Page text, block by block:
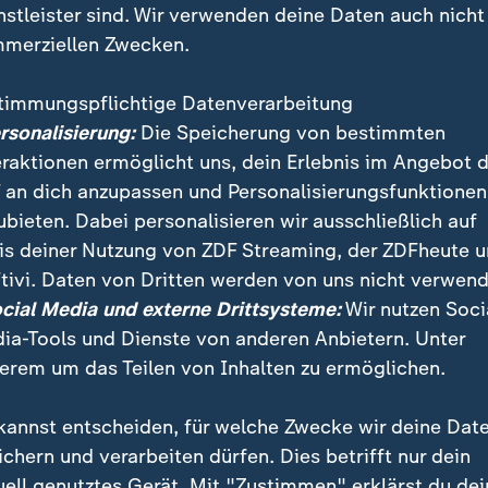
Raumschiffe zu entwickeln, ist nicht
versucht sich daran - ihr Rezept:
abheben können.
sind. Wir verwenden deine Daten auch nicht
Zwecken.
Datenverarbeitung
Die Speicherung von bestimmten
ermöglicht uns, dein Erlebnis im Angebot
an dich anzupassen und Personalisierungsfunktionen
Dabei personalisieren wir ausschließlich auf
deiner Nutzung von ZDF Streaming, der ZDFheute
Daten von Dritten werden von uns nicht
Media und externe Drittsysteme:Wir nutzen
Tools und Dienste von anderen Anbietern. Unter
um das Teilen von Inhalten zu ermöglichen.
entscheiden, für welche Zwecke wir deine
und verarbeiten dürfen. Dies betrifft nur dein